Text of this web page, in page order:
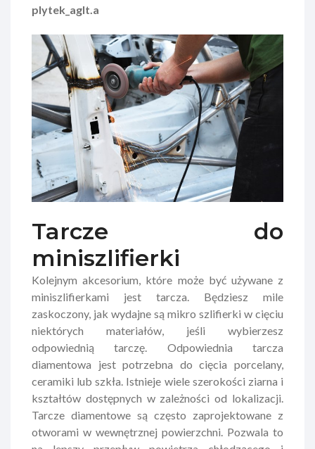
plytek_aglt.a
Tarcze do
miniszlifierki
Kolejnym akcesorium, które może być używane z
miniszlifierkami jest tarcza. Będziesz mile
zaskoczony, jak wydajne są mikro szlifierki w cięciu
niektórych materiałów, jeśli wybierzesz
odpowiednią tarczę. Odpowiednia tarcza
diamentowa jest potrzebna do cięcia porcelany,
ceramiki lub szkła. Istnieje wiele szerokości ziarna i
kształtów dostępnych w zależności od lokalizacji.
Tarcze diamentowe są często zaprojektowane z
otworami w wewnętrznej powierzchni. Pozwala to